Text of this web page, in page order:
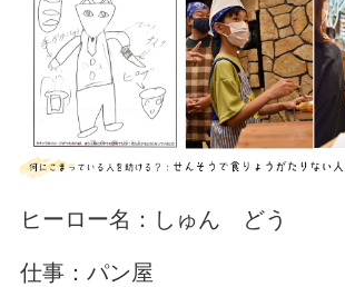
ヒーロー名：しゅん どう
仕事：パン屋